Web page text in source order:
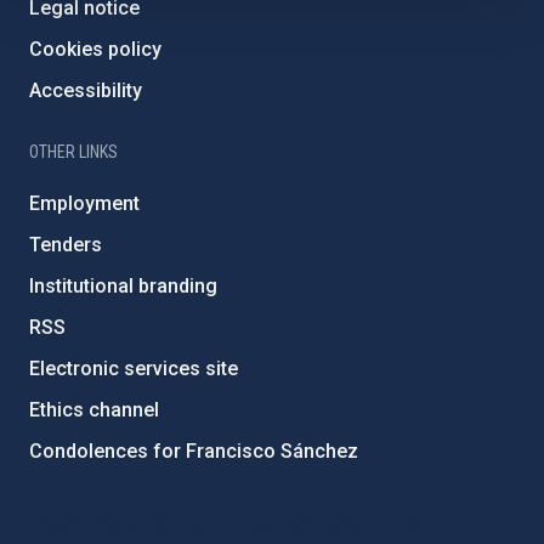
Legal notice
Cookies policy
Accessibility
OTHER LINKS
Employment
Tenders
Institutional branding
RSS
Electronic services site
Ethics channel
Condolences for Francisco Sánchez